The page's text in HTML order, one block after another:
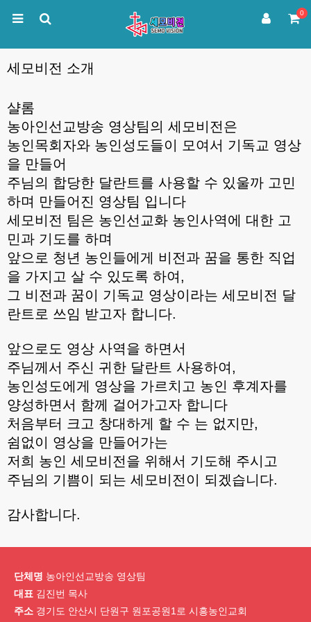
0
세모비전 소개
샬롬
농아인선교방송 영상팀의 세모비전은
농인목회자와 농인성도들이 모여서 기독교 영상
을 만들어
주님의 합당한 달란트를 사용할 수 있울까 고민
하며 만들어진 영상팀 입니다
세모비전 팀은 농인선교화 농인사역에 대한 고
민과 기도를 하며
앞으로 청년 농인들에게 비전과 꿈을 통한 직업
을 가지고 살 수 있도록 하여,
그 비전과 꿈이 기독교 영상이라는 세모비전 달
란트로 쓰임 받고자 합니다.
앞으로도 영상 사역을 하면서
주님께서 주신 귀한 달란트 사용하여,
농인성도에게 영상을 가르치고 농인 후계자를
양성하면서 함께 걸어가고자 합니다
처음부터 크고 창대하게 할 수 는 없지만,
쉼없이 영상을 만들어가는
저희 농인 세모비전을 위해서 기도해 주시고
주님의 기쁨이 되는 세모비전이 되겠습니다.
감사합니다.
단체명 농아인선교방송 영상팀
대표 김진번 목사
주소 경기도 안산시 단원구 원포공원1로 시흥농인교회